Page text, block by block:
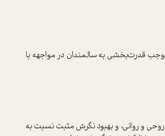
قدرت‌بخشی به سالمندان در مواجهه با
روحی و روانی، و بهبود نگرش مثبت نسبت به